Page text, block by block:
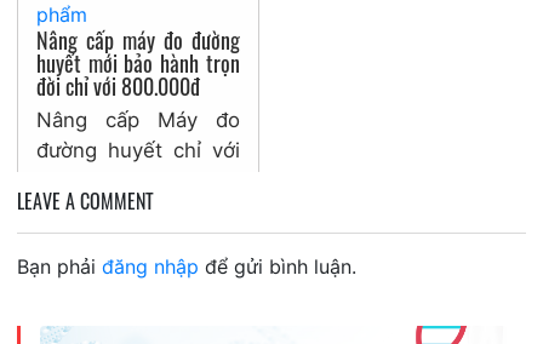
phẩm
Nâng cấp máy đo đường
huyết mới bảo hành trọn
đời chỉ với 800.000đ
Nâng cấp Máy đo
đường huyết chỉ với
trình thu cũ đổi mới
trọn bồ VivaChek Ino
bảo...
LEAVE A COMMENT
Bạn phải đăng nhập để gửi bình luận.